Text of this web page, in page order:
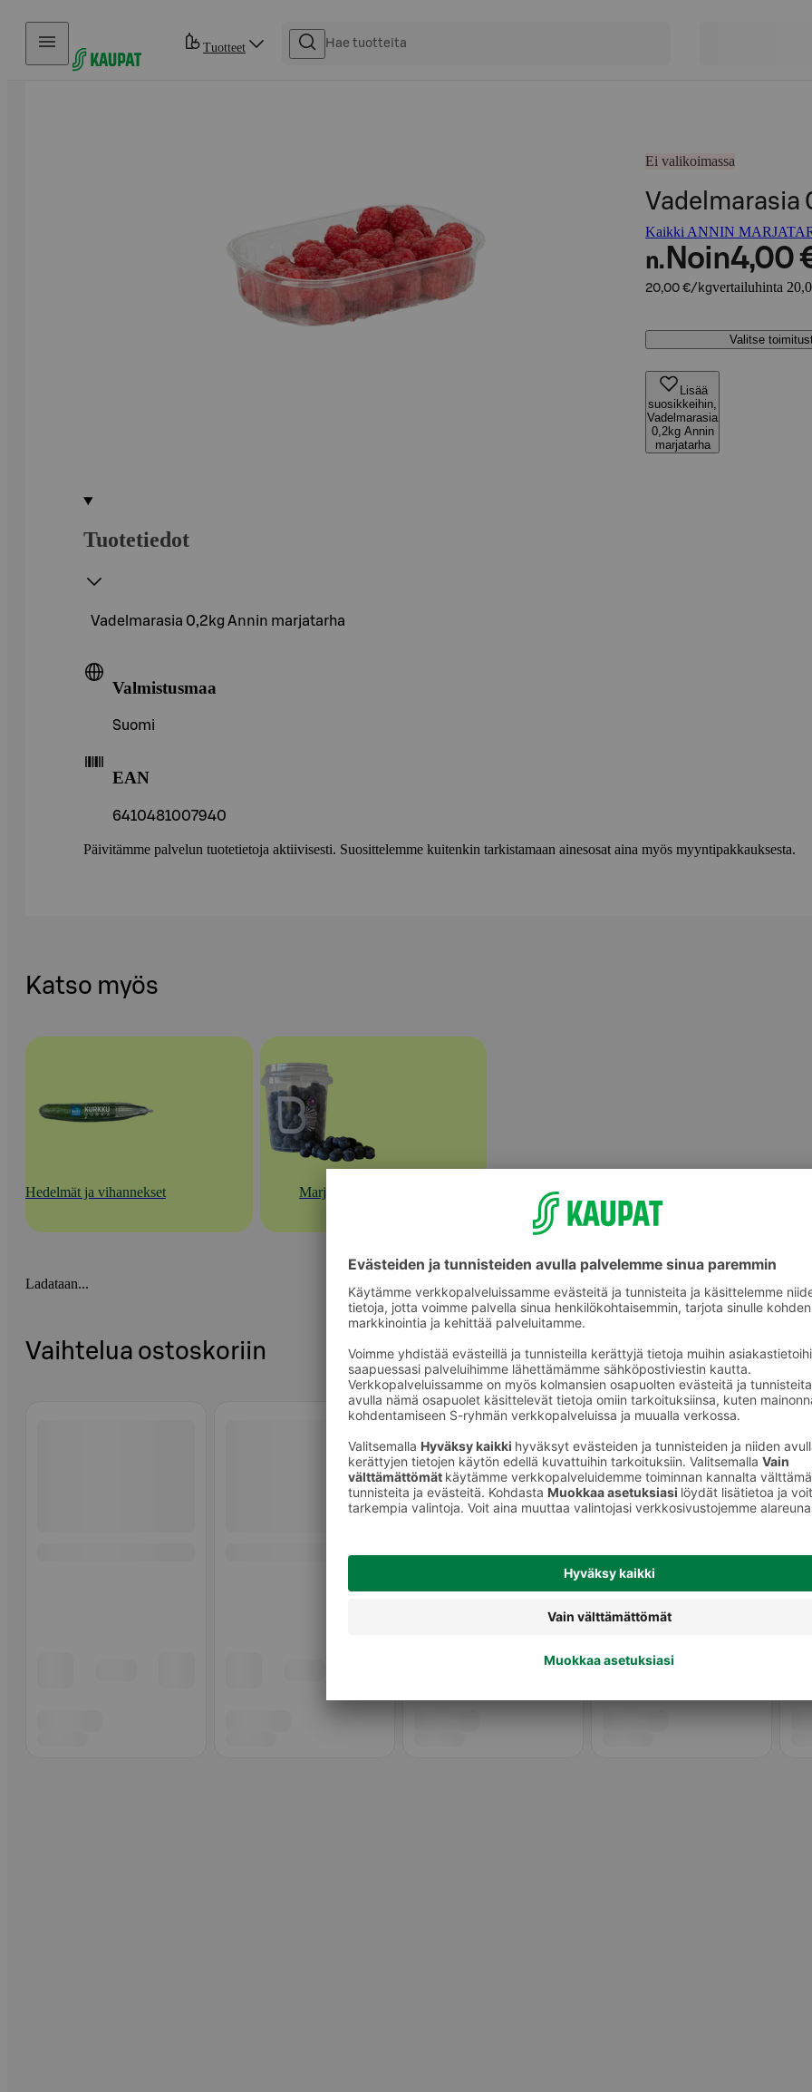
Hyppää sisältöön
Tuotteet
Ei valikoimassa
Vadelmarasia
Kaikki ANNIN
n. Noin4,00
20,00 €/kgvertailuhinta
Valitse
Lisää
suosikkeihin,
Vadelmarasia
0,2kg Annin
marjatarha
Tuotetiedot
Vadelmarasia 0,2kg Annin marjatarha
Valmistusmaa
Suomi
EAN
6410481007940
Päivitämme palvelun tuotetietoja aktiivisesti. Suosittelemme kuitenkin tarkistamaan ainesosat aina myös myyntipakkauksesta.
Katso myös
Hedelmät ja vihannekset Marjat
Ladataan...
Vaihtelua ostoskoriin